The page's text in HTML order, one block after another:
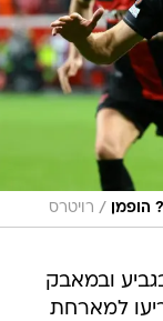
הופמן / רויטרס
ובמאבק
למארחת